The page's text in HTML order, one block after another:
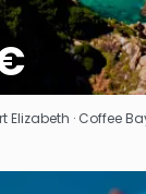
看到
Elizabeth · Coffee